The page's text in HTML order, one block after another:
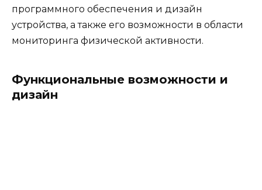
программного обеспечения и дизайн
устройства, а также его возможности в области
мониторинга физической активности.
Функциональные возможности и
дизайн